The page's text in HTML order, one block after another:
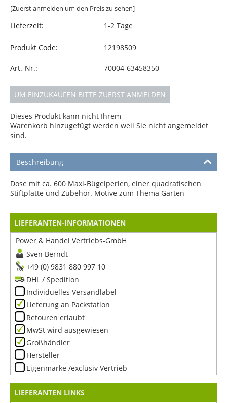
[Zuerst anmelden um den Preis zu sehen]
Lieferzeit: 1-2 Tage
Produkt Code: 12198509
Art.-Nr.: 70004-63458350
UM EINZUKAUFEN BITTE ZUERST ANMELDEN
Dieses Produkt kann nicht Ihrem
Warenkorb hinzugefügt werden weil Sie nicht angemeldet
sind.
Beschreibung
Dose mit ca. 600 Maxi-Bügelperlen, einer quadratischen
Stiftplatte und Zubehör. Motive zum Thema Garten
LIEFERANTEN-INFORMATIONEN
Power & Handel Vertriebs-GmbH
Sven Berndt
+49 (0) 9831 880 997 10
DHL / Spedition
Individuelles Versandlabel
Lieferung an Packstation
Retouren erlaubt
MwSt wird ausgewiesen
Großhändler
Hersteller
Eigenmarke /exclusiv Vertrieb
LIEFERANTEN LINKS